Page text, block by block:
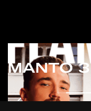
MANTO 3